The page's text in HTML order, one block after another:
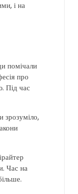
і на
помічали
про
Під час
зрозуміло,
Час на